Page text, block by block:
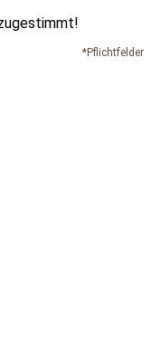
*Pflichtfelder